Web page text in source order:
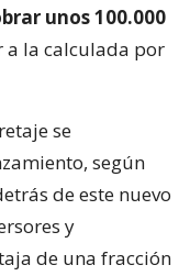
unos 100.000
a la calculada por
se
según
de este nuevo
y
de una fracción